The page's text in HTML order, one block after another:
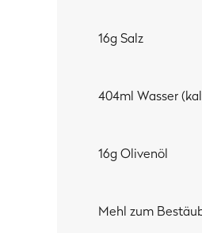
2. Im Gasgrill mit
darin auch mit einem
unter dem Deckel
Pizzastein trotzdem
(Ober-/Unterhitze)
und die Pizza
Grillfunktion , um der
16g Salz
404ml Wasser
16g Olivenöl
Mehl zum